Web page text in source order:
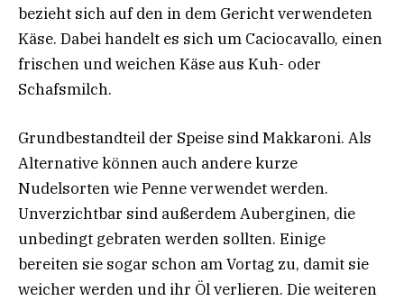
bezieht sich auf den in dem Gericht verwendeten
Käse. Dabei handelt es sich um Caciocavallo, einen
frischen und weichen Käse aus Kuh- oder
Schafsmilch.
Grundbestandteil der Speise sind Makkaroni. Als
Alternative können auch andere kurze
Nudelsorten wie Penne verwendet werden.
Unverzichtbar sind außerdem Auberginen, die
unbedingt gebraten werden sollten. Einige
bereiten sie sogar schon am Vortag zu, damit sie
weicher werden und ihr Öl verlieren. Die weiteren